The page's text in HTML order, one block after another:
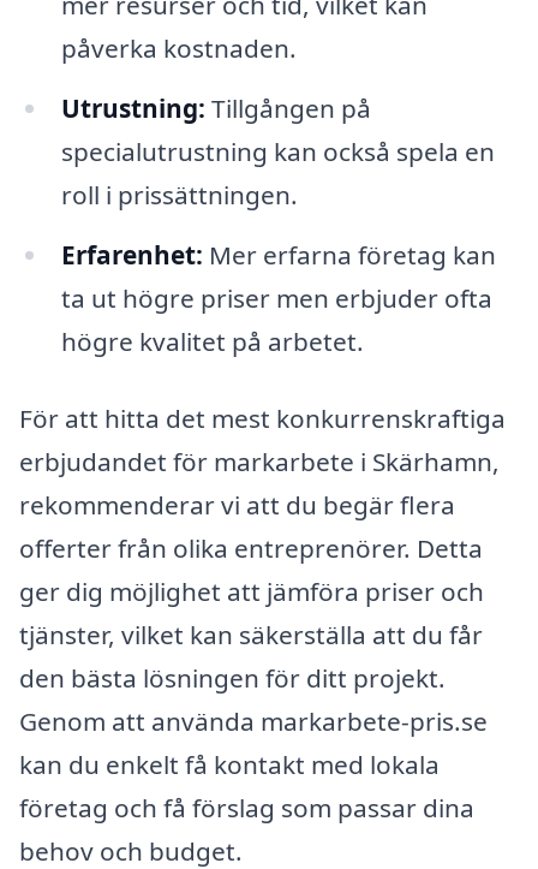
påverka kostnaden.
Utrustning: Tillgången på
specialutrustning kan också spela en
roll i prissättningen.
Erfarenhet: Mer erfarna företag kan
ta ut högre priser men erbjuder ofta
högre kvalitet på arbetet.
För att hitta det mest konkurrenskraftiga
erbjudandet för markarbete i Skärhamn,
rekommenderar vi att du begär flera
offerter från olika entreprenörer. Detta
ger dig möjlighet att jämföra priser och
tjänster, vilket kan säkerställa att du får
den bästa lösningen för ditt projekt.
Genom att använda markarbete-pris.se
kan du enkelt få kontakt med lokala
företag och få förslag som passar dina
behov och budget.